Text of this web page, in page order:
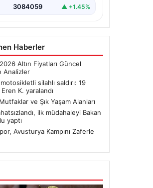
3084059 ▲ +1.45%
Haberler
Altın Fiyatları Güncel
Analizler
silahlı saldırı: 19
K. yaralandı
ve Şık Yaşam Alanları
ilk müdahaleyi Bakan
yaptı
Avusturya Kampını Zaferle